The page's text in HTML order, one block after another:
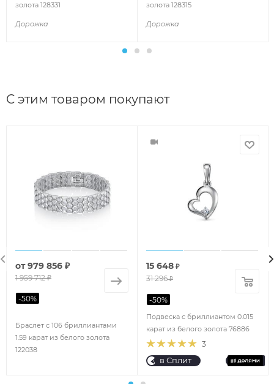
золота 128331
Дорожка
золота 128315
Дорожка
С этим товаром покупают
Браслет с 106 бриллиантами
1.59 карат из белого золота
122038
от979 856 ₽
1 959 712 ₽
-50%
3
Подвеска с бриллиантом 0.015
карат из белого золота 76886
15 648 ₽
31 296₽
-50%
в Сплит